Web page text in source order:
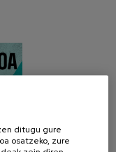
ditugu gure
osatzeko, zure